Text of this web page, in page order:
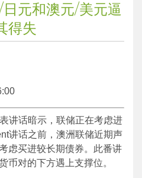
元和澳元/美元逼
得失
讲话暗示，联储正在考虑进
讲话之前，澳洲联储近期声
虑买进较长期债券。此番讲
币对的下方遇上支撑位。